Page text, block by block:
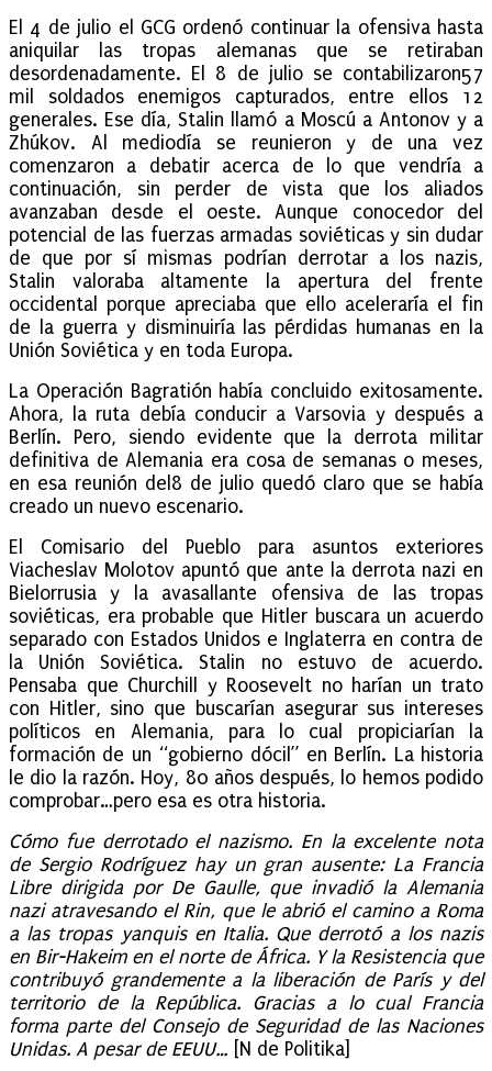
El 4 de julio el GCG ordenó continuar la ofensiva hasta
aniquilar las tropas alemanas que se retiraban
desordenadamente. El 8 de julio se contabilizaron57
mil soldados enemigos capturados, entre ellos 12
generales. Ese día, Stalin llamó a Moscú a Antonov y a
Zhúkov. Al mediodía se reunieron y de una vez
comenzaron a debatir acerca de lo que vendría a
continuación, sin perder de vista que los aliados
avanzaban desde el oeste. Aunque conocedor del
potencial de las fuerzas armadas soviéticas y sin dudar
de que por sí mismas podrían derrotar a los nazis,
Stalin valoraba altamente la apertura del frente
occidental porque apreciaba que ello aceleraría el fin
de la guerra y disminuiría las pérdidas humanas en la
Unión Soviética y en toda Europa.
La Operación Bagratión había concluido exitosamente.
Ahora, la ruta debía conducir a Varsovia y después a
Berlín. Pero, siendo evidente que la derrota militar
definitiva de Alemania era cosa de semanas o meses,
en esa reunión del8 de julio quedó claro que se había
creado un nuevo escenario.
El Comisario del Pueblo para asuntos exteriores
Viacheslav Molotov apuntó que ante la derrota nazi en
Bielorrusia y la avasallante ofensiva de las tropas
soviéticas, era probable que Hitler buscara un acuerdo
separado con Estados Unidos e Inglaterra en contra de
la Unión Soviética. Stalin no estuvo de acuerdo.
Pensaba que Churchill y Roosevelt no harían un trato
con Hitler, sino que buscarían asegurar sus intereses
políticos en Alemania, para lo cual propiciarían la
formación de un “gobierno dócil” en Berlín. La historia
le dio la razón. Hoy, 80 años después, lo hemos podido
comprobar…pero esa es otra historia.
Cómo fue derrotado el nazismo. En la excelente nota
de Sergio Rodríguez hay un gran ausente: La Francia
Libre dirigida por De Gaulle, que invadió la Alemania
nazi atravesando el Rin, que le abrió el camino a Roma
a las tropas yanquis en Italia. Que derrotó a los nazis
en Bir-Hakeim en el norte de África. Y la Resistencia que
contribuyó grandemente a la liberación de París y del
territorio de la República. Gracias a lo cual Francia
forma parte del Consejo de Seguridad de las Naciones
Unidas. A pesar de EEUU… [N de Politika]